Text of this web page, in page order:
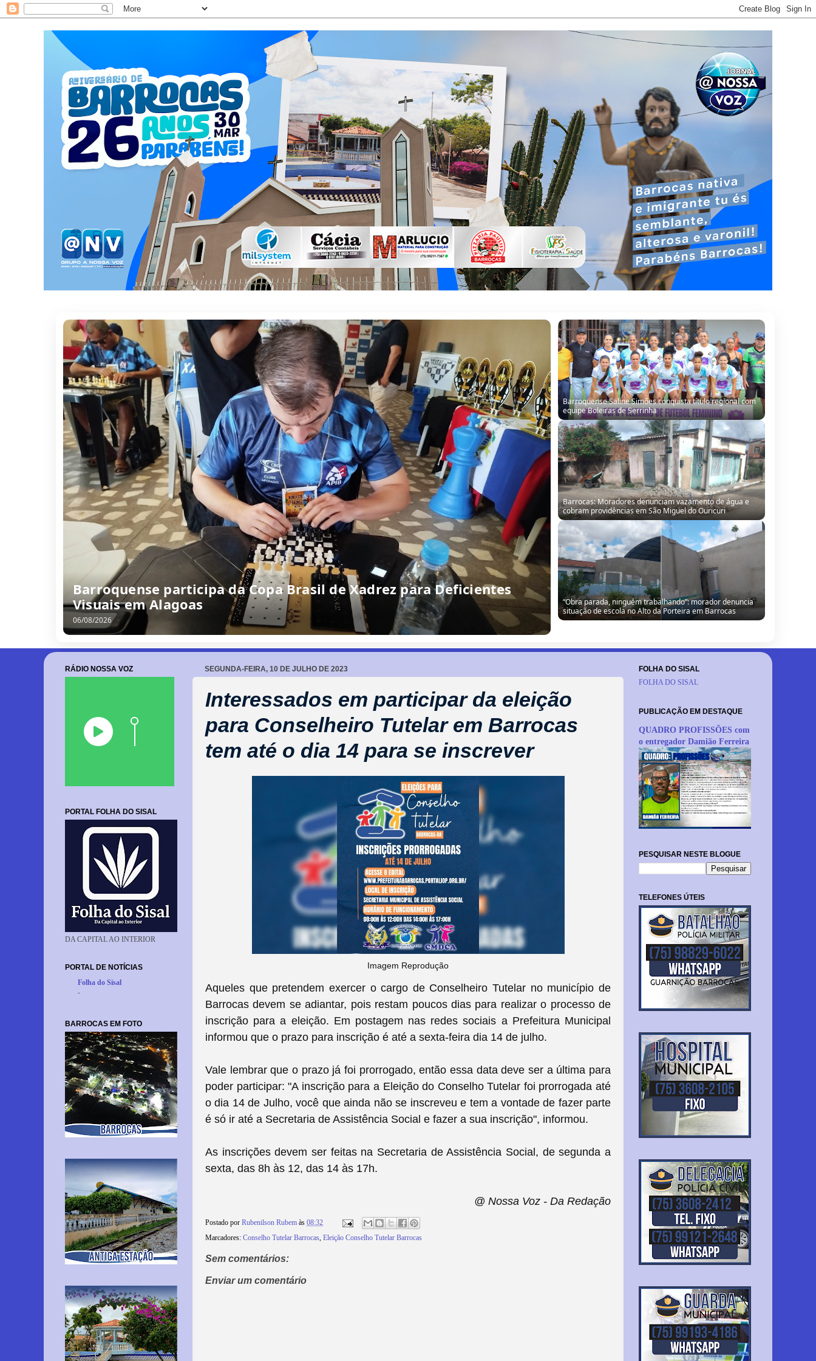
Barroquense participa da Copa Brasil de Xadrez para Deficientes
Visuais em Alagoas
06/08/2026
Barroquense Saline Simões conquista título regional com
equipe Boleiras de Serrinha
Barrocas: Moradores denunciam vazamento de água e
cobram providências em São Miguel do Ouricuri
“Obra parada, ninguém trabalhando”: morador denuncia
situação de escola no Alto da Porteira em Barrocas
SEGUNDA-FEIRA, 10 DE JULHO DE 2023
Interessados em participar da eleição
para Conselheiro Tutelar em Barrocas
tem até o dia 14 para se inscrever
Imagem Reprodução
Aqueles que pretendem exercer o cargo de Conselheiro Tutelar no município de
Barrocas devem se adiantar, pois restam poucos dias para realizar o processo de
inscrição para a eleição. Em postagem nas redes sociais a Prefeitura Municipal
informou que o prazo para inscrição é até a sexta-feira dia 14 de julho.
Vale lembrar que o prazo já foi prorrogado, então essa data deve ser a última para
poder participar: "A inscrição para a Eleição do Conselho Tutelar foi prorrogada até
o dia 14 de Julho, você que ainda não se inscreveu e tem a vontade de fazer parte
é só ir até a Secretaria de Assistência Social e fazer a sua inscrição", informou.
As inscrições devem ser feitas na Secretaria de Assistência Social, de segunda a
sexta, das 8h às 12, das 14 às 17h.
@ Nossa Voz - Da Redação
Postado por Rubenilson Rubem às 08:32
Marcadores: Conselho Tutelar Barrocas, Eleição Conselho Tutelar Barrocas
Sem comentários:
Enviar um comentário
RÁDIO NOSSA VOZ
PORTAL FOLHA DO SISAL
DA CAPITAL AO INTERIOR
PORTAL DE NOTÍCIAS
Folha do Sisal
-
BARROCAS EM FOTO
FOLHA DO SISAL
FOLHA DO SISAL
PUBLICAÇÃO EM DESTAQUE
QUADRO PROFISSÕES com
o entregador Damião Ferreira
PESQUISAR NESTE BLOGUE
TELEFONES ÚTEIS